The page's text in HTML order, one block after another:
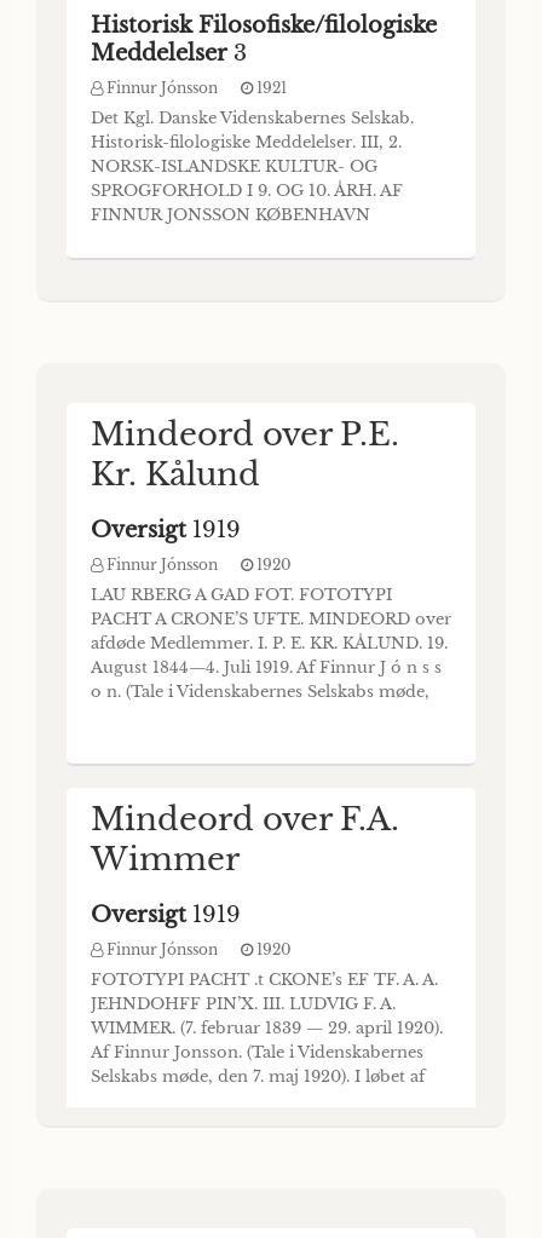
Historisk Filosofiske/filologiske
Meddelelser 3
Finnur Jónsson 1921
Det Kgl. Danske Videnskabernes Selskab.
Historisk-filologiske Meddelelser. III, 2.
NORSK-ISLANDSKE KULTUR- OG
SPROGFORHOLD I 9. OG 10. ÅRH. AF
FINNUR JONSSON KØBENHAVN
& SØN, kgl. hof-boghandei. BIANCO
Mindeord over P.E.
Kr. Kålund
Oversigt 1919
Finnur Jónsson 1920
LAU RBERG A GAD FOT. FOTOTYPI
PACHT A CRONE’S UFTE. MINDEORD over
afdøde Medlemmer. I. P. E. KR. KÅLUND. 19.
August 1844—4. Juli 1919. Af Finnur J ó n s s
o n. (Tale i Videnskabernes Selskabs møde,
Selskab atter mistet en fremragende dyrker,
Mindeord over F.A.
Wimmer
Oversigt 1919
Finnur Jónsson 1920
FOTOTYPI PACHT .t CKONE’s EF TF. A. A.
JEHNDOHFF PIN’X. III. LUDVIG F. A.
WIMMER. (7. februar 1839 — 29. april 1920).
Af Finnur Jonsson. (Tale i Videnskabernes
Selskabs møde, den 7. maj 1920). I løbet af